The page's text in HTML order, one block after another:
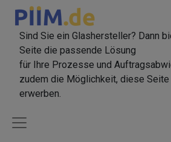
Sind Sie ein Glashersteller? Dann
Seite die passende Lösung
für Ihre Prozesse und
zudem die Möglichkeit, diese
erwerben.